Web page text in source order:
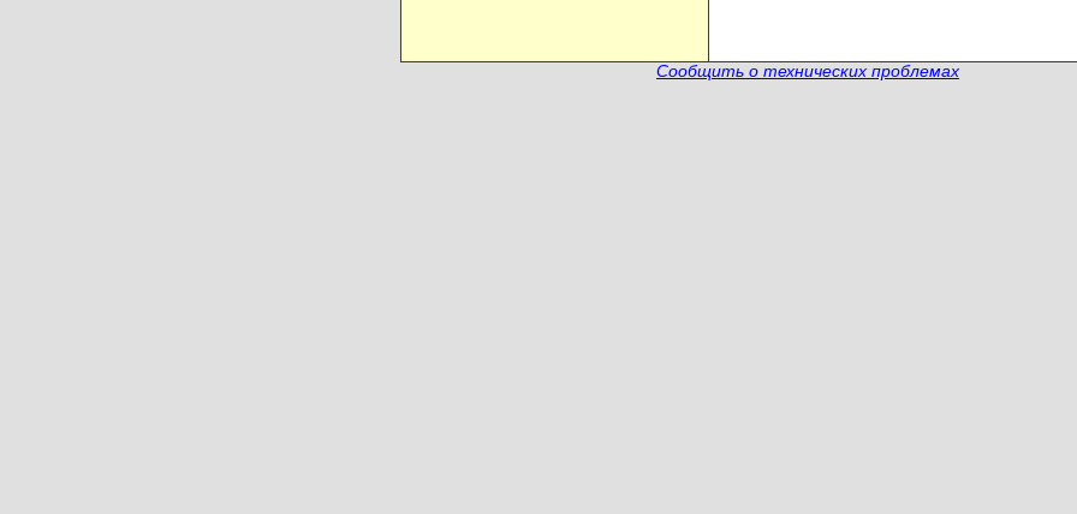
Сообщить о технических проблемах